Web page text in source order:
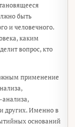
быть
и человечного.
каким
вопрос, кто
применение
анализа,
других. Именно в
оснований